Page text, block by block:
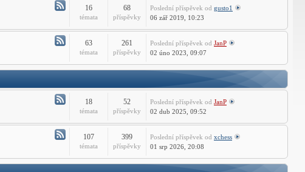
IntelliCADu
Atom
-
Instalace
DraftSight
16
témata
68
příspěvky
Poslední příspěvek od gusto1
06 zář 2019, 10:23
Atom
-
63
témata
261
příspěvky
Poslední příspěvek od JanP
02 úno 2023, 09:07
Atom
-
Instalace
ZWCADu
18
témata
52
příspěvky
Poslední příspěvek od JanP
02 dub 2025, 09:52
Atom
-
107
témata
399
příspěvky
Poslední příspěvek od xchess
01 srp 2026, 20:08